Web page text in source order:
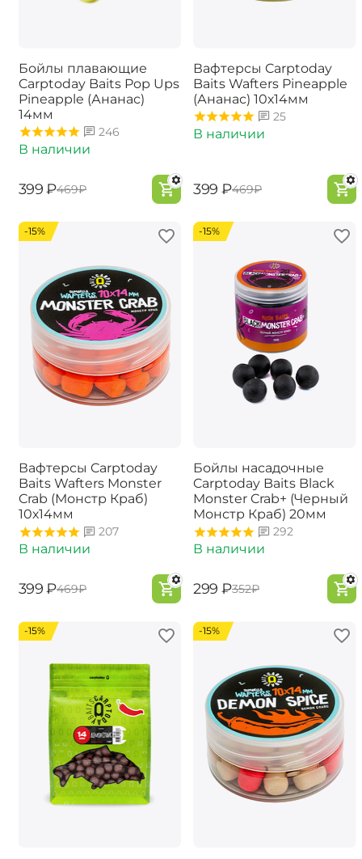
Бойлы плавающие
Carptoday Baits Pop Ups
Pineapple (Ананас)
14мм
246
В наличии
‍399‍ ₽‍469‍₽
Вафтерсы Carptoday
Baits Wafters Pineapple
(Ананас) 10х14мм
25
В наличии
‍399‍ ₽‍469‍₽
-15%
Вафтерсы Carptoday
Baits Wafters Monster
Crab (Монстр Краб)
10х14мм
207
В наличии
‍399‍ ₽‍469‍₽
-15%
Бойлы насадочные
Carptoday Baits Black
Monster Crab+ (Черный
Монстр Краб) 20мм
292
В наличии
‍299‍ ₽‍352‍₽
-15% -15%